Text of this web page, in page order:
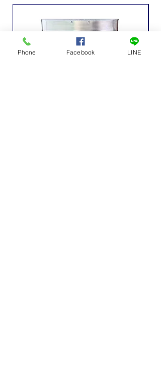
Phone Facebook LINE